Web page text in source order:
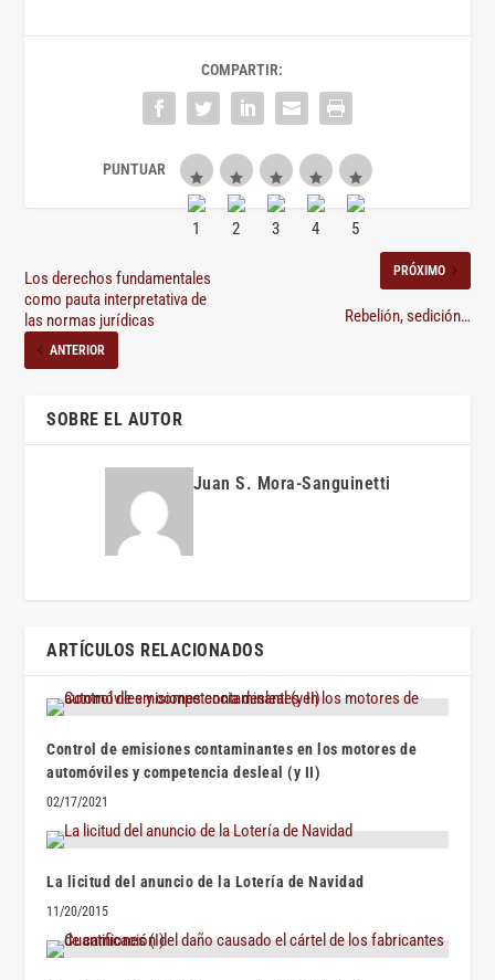
COMPARTIR:
Los derechos fundamentales
como pauta interpretativa de
las normas jurídicas
ANTERIOR
PRÓXIMO
Rebelión, sedición…
SOBRE EL AUTOR
Juan S. Mora-Sanguinetti
ARTÍCULOS RELACIONADOS
Control de emisiones contaminantes en los motores de
automóviles y competencia desleal (y II)
02/17/2021
La licitud del anuncio de la Lotería de Navidad
11/20/2015